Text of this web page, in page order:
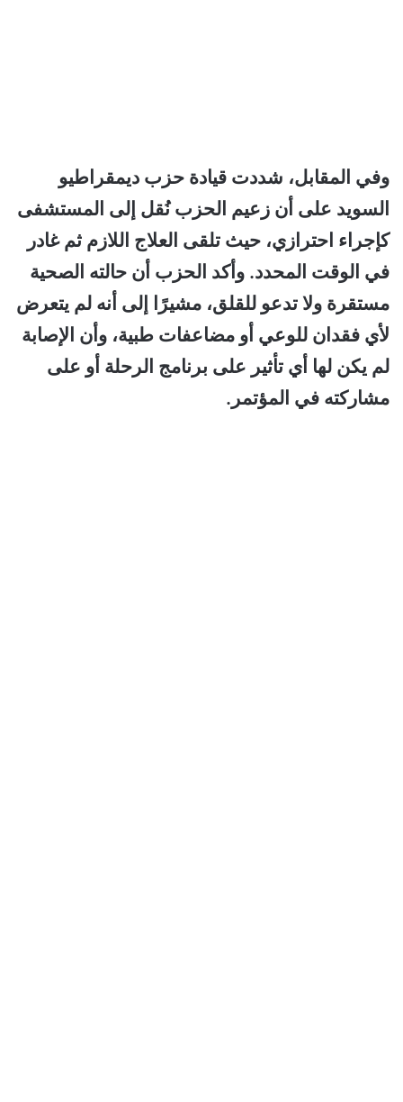
وفي المقابل، شددت قيادة حزب ديمقراطيو
السويد على أن زعيم الحزب نُقل إلى المستشفى
كإجراء احترازي، حيث تلقى العلاج اللازم ثم غادر
في الوقت المحدد. وأكد الحزب أن حالته الصحية
مستقرة ولا تدعو للقلق، مشيرًا إلى أنه لم يتعرض
لأي فقدان للوعي أو مضاعفات طبية، وأن الإصابة
لم يكن لها أي تأثير على برنامج الرحلة أو على
مشاركته في المؤتمر.